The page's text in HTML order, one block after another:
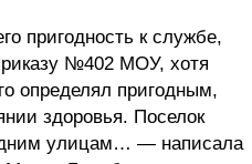
пригодность к службе,
№402 МОУ, хотя
определял пригодным,
здоровья. Поселок
улицам… — написала